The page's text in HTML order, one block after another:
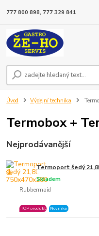
777 800 898, 777 329 841
Úvod Výdejní technika
Termobox +
Nejprodávanější
1. Termoport šedý
Rubbermaid
Skladem
TOP produkt Novinka